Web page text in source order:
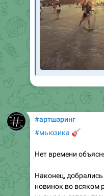
#артшэринг
#мьюзика
🎸
Нет времени
Наконец,
новинок во всяком